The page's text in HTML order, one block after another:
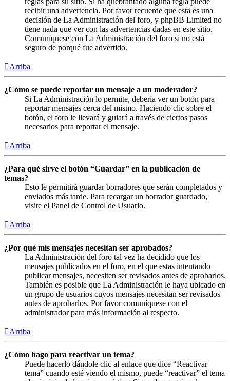
recibir una advertencia. Por favor recuerde que esta es una
decisión de La Administración del foro, y phpBB Limited no
tiene nada que ver con las advertencias dadas en este sitio.
Comuníquese con La Administración del foro si no está
seguro de porqué fue advertido.
Arriba
¿Cómo se puede reportar un mensaje a un moderador?
Si La Administración lo permite, debería ver un botón para
reportar mensajes cerca del mismo. Haciendo clic sobre el
botón, el foro le llevará y guiará a través de ciertos pasos
necesarios para reportar el mensaje.
Arriba
¿Para qué sirve el botón “Guardar” en la publicación de
temas?
Esto le permitirá guardar borradores que serán completados y
enviados más tarde. Para recargar un borrador guardado,
visite el Panel de Control de Usuario.
Arriba
¿Por qué mis mensajes necesitan ser aprobados?
La Administración del foro tal vez ha decidido que los
mensajes publicados en el foro, en el que estas intentando
publicar mensajes, necesiten ser revisados antes de aprobarlos.
También es posible que La Administración le haya ubicado en
un grupo de usuarios cuyos mensajes necesitan ser revisados
antes de aprobarlos. Por favor comuníquese con el
administrador para más información al respecto.
Arriba
¿Cómo hago para reactivar un tema?
Puede hacerlo dándole clic al enlace que dice “Reactivar
tema” cuando esté viendo el mismo, puede “reactivar” el tema